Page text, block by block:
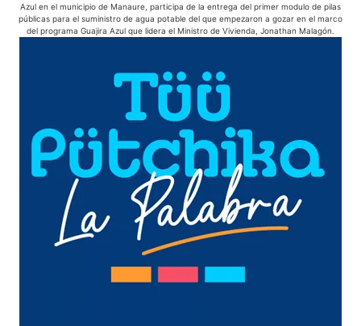
Azul en el municipio de Manaure, participa de la entrega del primer modulo de pilas
públicas para el suministro de agua potable del que empezaron a gozar en el marco
del programa Guajira Azul que lidera el Ministro de Vivienda, Jonathan Malagón.